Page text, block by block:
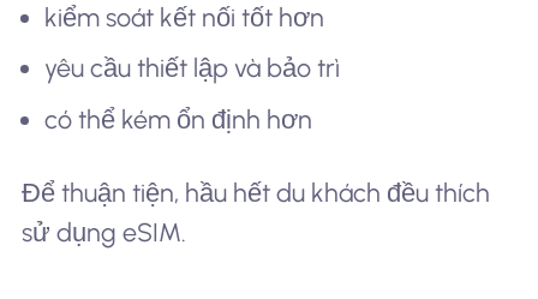
kiểm soát kết nối tốt hơn
yêu cầu thiết lập và bảo trì
có thể kém ổn định hơn
Để thuận tiện, hầu hết du khách đều thích
sử dụng eSIM.